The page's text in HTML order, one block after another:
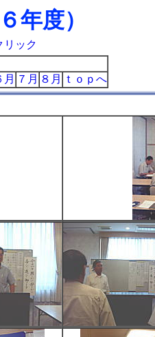
年度）
リック
月 ７月 ８月 ｔｏｐへ